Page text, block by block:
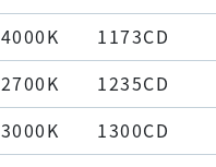
4000K 1173CD
2700K 1235CD
3000K 1300CD